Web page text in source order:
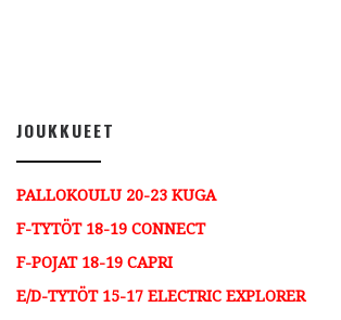
JOUKKUEET
PALLOKOULU 20-23 KUGA
F-TYTÖT 18-19 CONNECT
F-POJAT 18-19 CAPRI
E/D-TYTÖT 15-17 ELECTRIC EXPLORER